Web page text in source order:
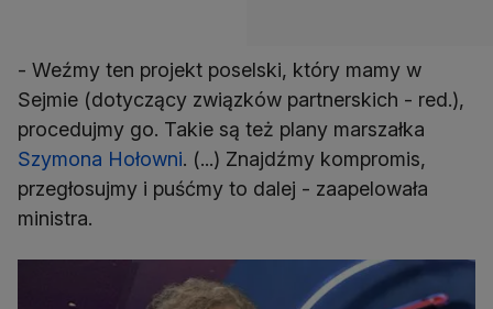
- Weźmy ten projekt poselski, który mamy w
Sejmie (dotyczący związków partnerskich - red.),
procedujmy go. Takie są też plany marszałka
Szymona Hołowni. (...) Znajdźmy kompromis,
przegłosujmy i puśćmy to dalej - zaapelowała
ministra.